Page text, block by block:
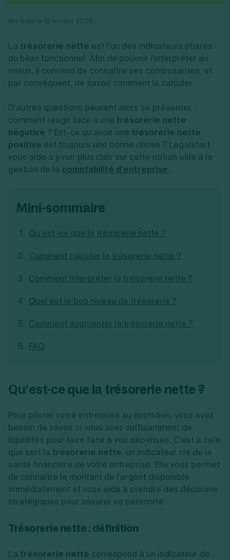
Commerce
Transport
Autres
Ressources
Calcul de charges sociales
Estimation du coût de création
Calcul d'éligibilité à l'ACRE
Vérification de la disponibilité du nom d'entreprise
Générateur de mentions légales
Réduction de capital
Gérer son entreprise
Gestion comptable
Approbation des comptes
Recherche d'antériorité
Protection des créations
Confidentialité de l'adresse du dirigeant
Fermer son entreprise
Radiation auto entrepreneur
Mise en sommeil
Toutes les modifications
Conseil/finance
Vente en ligne
Services aux entreprises
Construction/travaux
Commerce
Transport
Autres
Par fonctionnalité
Logiciel de facturation
Logiciel de comptabilité
Bilans et déclarations fiscales
Par besoin
Je souhaite être accompagné
Découvrez notre cabinet d'expertise
comptable LS Compta
Fiches SCI
Fiches auto-entrepreneur
Fiches association
Toutes les fiches sur la création
Gestion d’entreprise
Fermeture d’entreprise
Exercice d’un métier
Recouvrement de factures
Gérer ses salariés
Sélection de fiches pratiques
Création d'entreprise
Devenir auto entrepreneur
Création d'EURL
Création de SASU
Création de SARL
Création de SCI
Aides à la création d’entreprise
Fermeture d’une entreprise
La trésorerie nette est l’un des indicateurs phares
du bilan fonctionnel. Afin de pouvoir l'interpréter au
mieux, il convient de connaître ses composantes, et
par conséquent, de savoir comment la calculer.
D’autres questions peuvent alors se présenter :
comment réagir face à une trésorerie nette
négative ? Est-ce qu’avoir une trésorerie nette
positive est toujours une bonne chose ? Legalstart
vous aide à y voir plus clair sur cette notion utile à la
gestion de la comptabilité d’entreprise.
mini-sommaire
Qu’est-ce que la trésorerie nette ?
Comment calculer la trésorerie nette ?
Comment interpréter la trésorerie nette ?
Quel est le bon niveau de trésorerie ?
Comment augmenter la trésorerie nette ?
FAQ
Qu’est-ce que la trésorerie nette ?
Pour piloter votre entreprise au quotidien, vous avez
besoin de savoir si vous avez suffisamment de
liquidités pour faire face à vos dépenses. C'est à cela
que sert la trésorerie nette, un indicateur clé de la
santé financière de votre entreprise. Elle vous permet
de connaître le montant de l'argent disponible
immédiatement et vous aide à prendre des décisions
stratégiques pour assurer sa pérennité.
Trésorerie nette : définition
La trésorerie nette correspond à un indicateur de